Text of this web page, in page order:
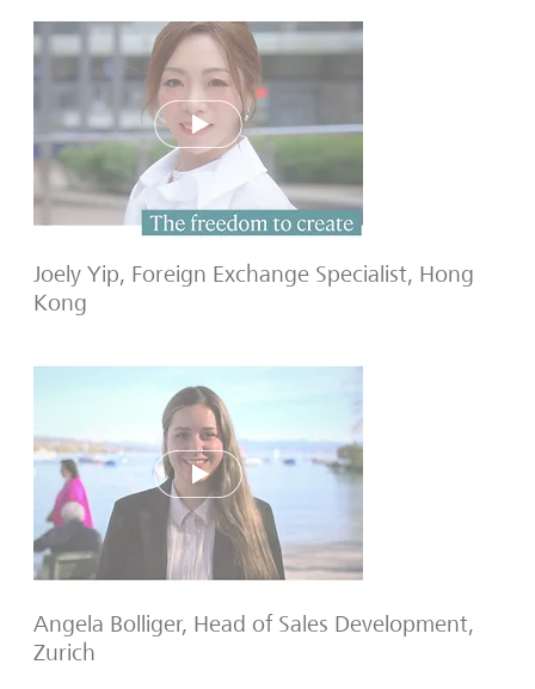
Play
Joely Yip, Foreign Exchange Specialist, Hong
Kong
Play
Angela Bolliger, Head of Sales Development,
Zurich